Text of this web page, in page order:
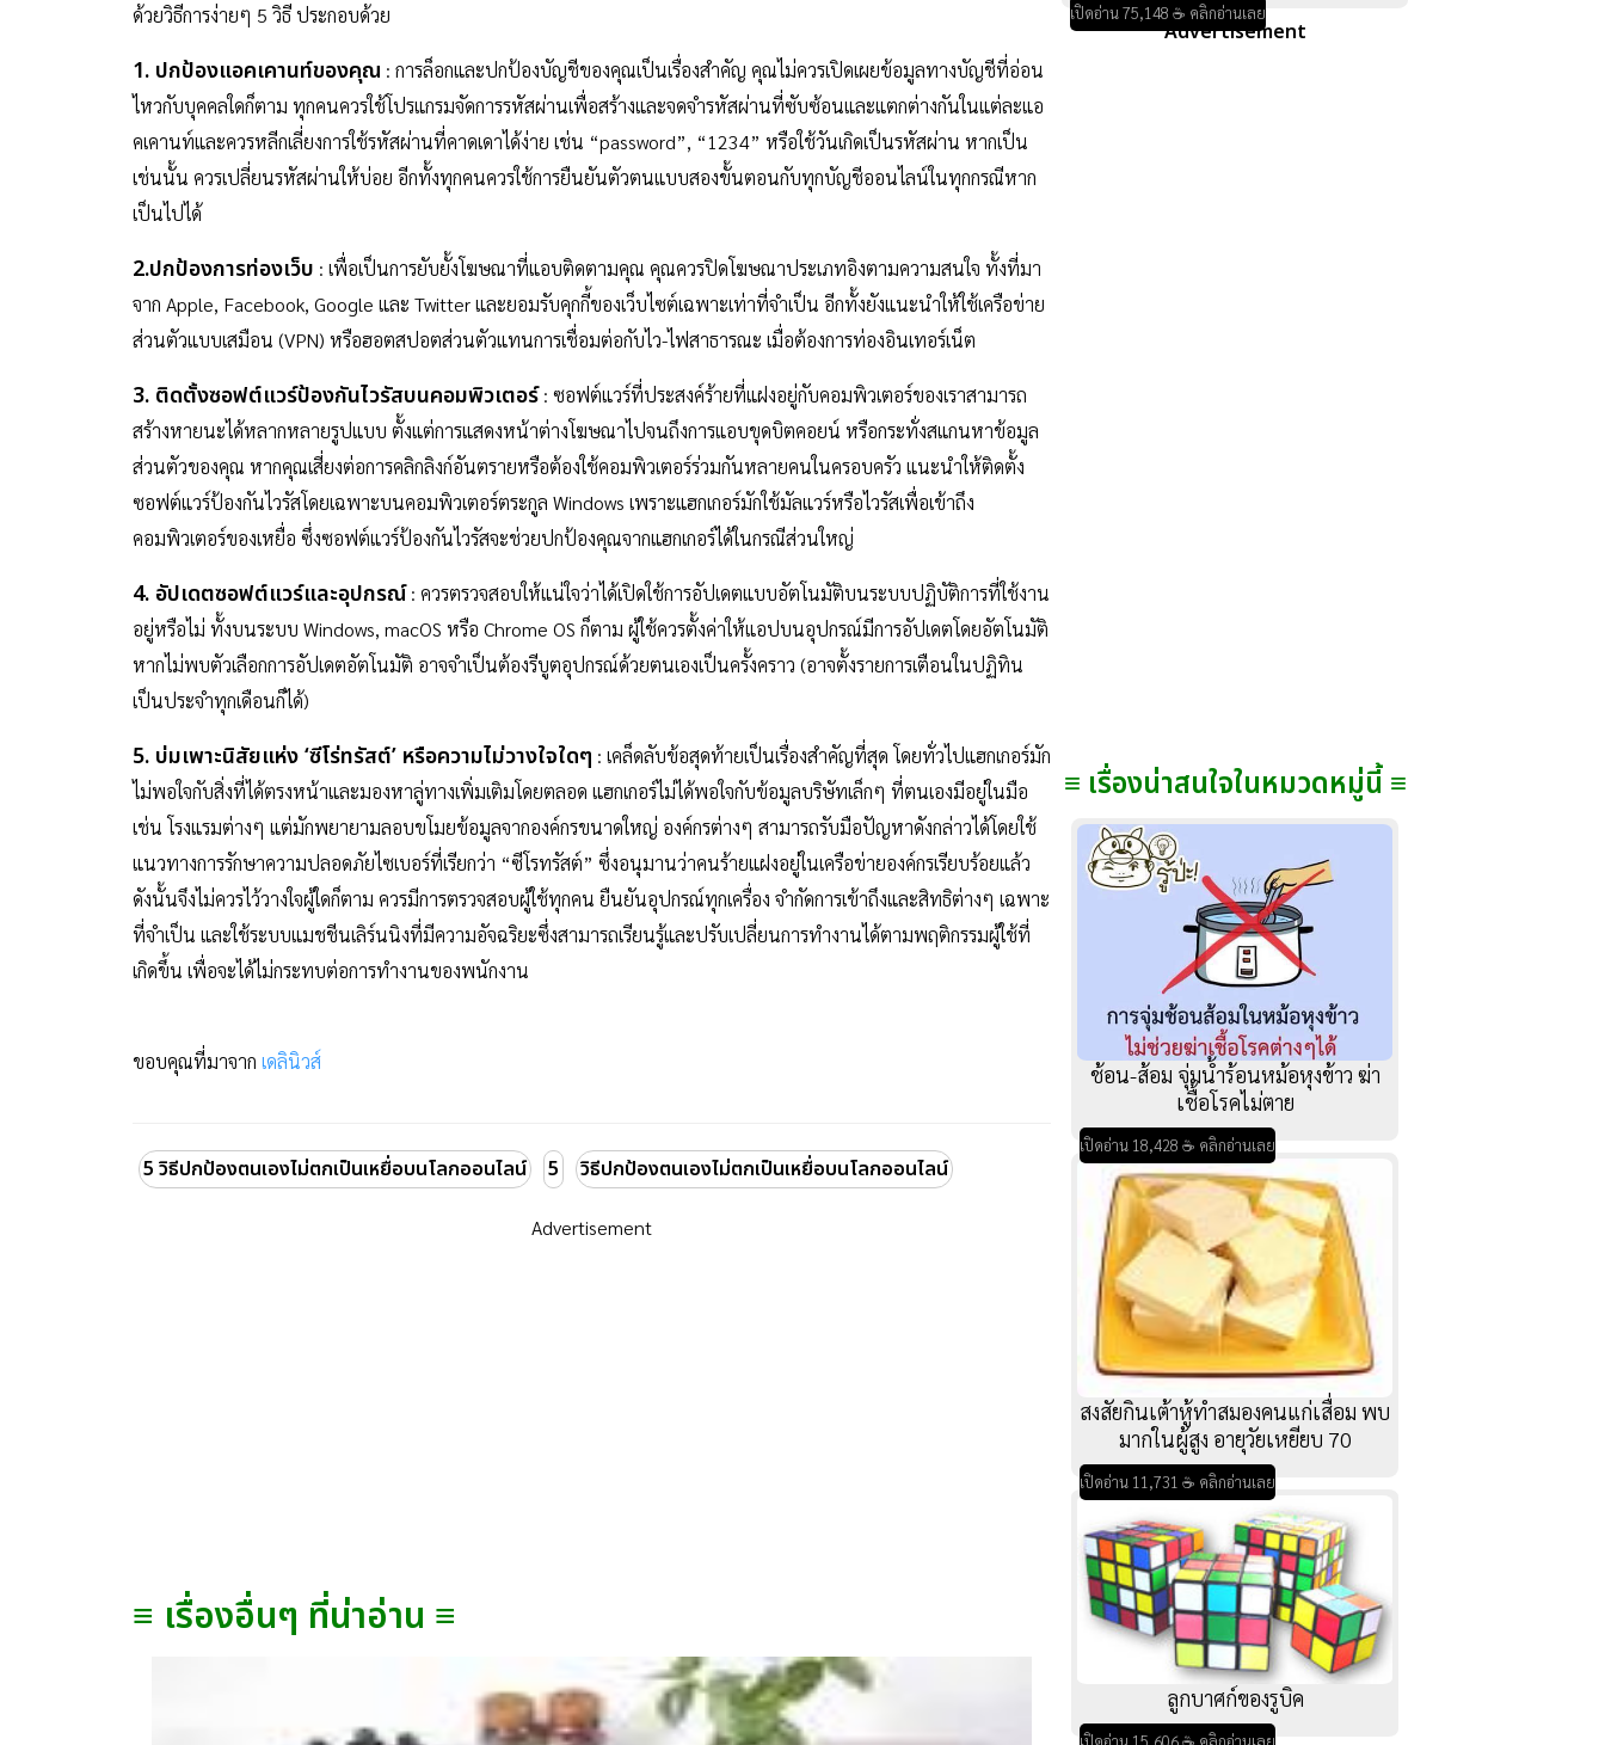
ด้วยวิธีการง่ายๆ 5 วิธี ประกอบด้วย
1. ปกป้องแอคเคานท์ของคุณ : การล็อกและปกป้องบัญชีของคุณเป็นเรื่องสำคัญ คุณไม่ควรเปิดเผยข้อมูลทางบัญชีที่อ่อน
ไหวกับบุคคลใดก็ตาม ทุกคนควรใช้โปรแกรมจัดการรหัสผ่านเพื่อสร้างและจดจำรหัสผ่านที่ซับซ้อนและแตกต่างกันในแต่ละแอ
คเคานท์และควรหลีกเลี่ยงการใช้รหัสผ่านที่คาดเดาได้ง่าย เช่น “password”, “1234” หรือใช้วันเกิดเป็นรหัสผ่าน หากเป็น
เช่นนั้น ควรเปลี่ยนรหัสผ่านให้บ่อย อีกทั้งทุกคนควรใช้การยืนยันตัวตนแบบสองขั้นตอนกับทุกบัญชีออนไลน์ในทุกกรณีหาก
เป็นไปได้
2.ปกป้องการท่องเว็บ : เพื่อเป็นการยับยั้งโฆษณาที่แอบติดตามคุณ คุณควรปิดโฆษณาประเภทอิงตามความสนใจ ทั้งที่มา
จาก Apple, Facebook, Google และ Twitter และยอมรับคุกกี้ของเว็บไซต์เฉพาะเท่าที่จำเป็น อีกทั้งยังแนะนำให้ใช้เครือข่าย
ส่วนตัวแบบเสมือน (VPN) หรือฮอตสปอตส่วนตัวแทนการเชื่อมต่อกับไว-ไฟสาธารณะ เมื่อต้องการท่องอินเทอร์เน็ต
3. ติดตั้งซอฟต์แวร์ป้องกันไวรัสบนคอมพิวเตอร์: ซอฟต์แวร์ที่ประสงค์ร้ายที่แฝงอยู่กับคอมพิวเตอร์ของเราสามารถ
สร้างหายนะได้หลากหลายรูปแบบ ตั้งแต่การแสดงหน้าต่างโฆษณาไปจนถึงการแอบขุดบิตคอยน์ หรือกระทั่งสแกนหาข้อมูล
ส่วนตัวของคุณ หากคุณเสี่ยงต่อการคลิกลิงก์อันตรายหรือต้องใช้คอมพิวเตอร์ร่วมกันหลายคนในครอบครัว แนะนำให้ติดตั้ง
ซอฟต์แวร์ป้องกันไวรัสโดยเฉพาะบนคอมพิวเตอร์ตระกูล Windows เพราะแฮกเกอร์มักใช้มัลแวร์หรือไวรัสเพื่อเข้าถึง
คอมพิวเตอร์ของเหยื่อ ซึ่งซอฟต์แวร์ป้องกันไวรัสจะช่วยปกป้องคุณจากแฮกเกอร์ได้ในกรณีส่วนใหญ่
4. อัปเดตซอฟต์แวร์และอุปกรณ์: ควรตรวจสอบให้แน่ใจว่าได้เปิดใช้การอัปเดตแบบอัตโนมัติบนระบบปฏิบัติการที่ใช้งาน
อยู่หรือไม่ ทั้งบนระบบ Windows, macOS หรือ Chrome OS ก็ตาม ผู้ใช้ควรตั้งค่าให้แอปบนอุปกรณ์มีการอัปเดตโดยอัตโนมัติ
หากไม่พบตัวเลือกการอัปเดตอัตโนมัติ อาจจำเป็นต้องรีบูตอุปกรณ์ด้วยตนเองเป็นครั้งคราว (อาจตั้งรายการเตือนในปฏิทิน
เป็นประจำทุกเดือนก็ได้)
5. บ่มเพาะนิสัยแห่ง ‘ซีโร่ทรัสต์’ หรือความไม่วางใจใดๆ : เคล็ดลับข้อสุดท้ายเป็นเรื่องสำคัญที่สุด โดยทั่วไปแฮกเกอร์มัก
ไม่พอใจกับสิ่งที่ได้ตรงหน้าและมองหาลู่ทางเพิ่มเติมโดยตลอด แฮกเกอร์ไม่ได้พอใจกับข้อมูลบริษัทเล็กๆ ที่ตนเองมีอยู่ในมือ
เช่น โรงแรมต่างๆ แต่มักพยายามลอบขโมยข้อมูลจากองค์กรขนาดใหญ่ องค์กรต่างๆ สามารถรับมือปัญหาดังกล่าวได้โดยใช้
แนวทางการรักษาความปลอดภัยไซเบอร์ที่เรียกว่า “ซีโรทรัสต์” ซึ่งอนุมานว่าคนร้ายแฝงอยู่ในเครือข่ายองค์กรเรียบร้อยแล้ว
ดังนั้นจึงไม่ควรไว้วางใจผู้ใดก็ตาม ควรมีการตรวจสอบผู้ใช้ทุกคน ยืนยันอุปกรณ์ทุกเครื่อง จำกัดการเข้าถึงและสิทธิต่างๆ เฉพาะ
ที่จำเป็น และใช้ระบบแมชชีนเลิร์นนิงที่มีความอัจฉริยะซึ่งสามารถเรียนรู้และปรับเปลี่ยนการทำงานได้ตามพฤติกรรมผู้ใช้ที่
เกิดขึ้น เพื่อจะได้ไม่กระทบต่อการทำงานของพนักงาน
ขอบคุณที่มาจาก เดลินิวส์
5 วิธีปกป้องตนเองไม่ตกเป็นเหยื่อบนโลกออนไลน์ 5 วิธีปกป้องตนเองไม่ตกเป็นเหยื่อบนโลกออนไลน์
Advertisement
≡ เรื่องอื่นๆ ที่น่าอ่าน ≡
เปิดอ่าน 75,148 ☕ คลิกอ่านเลย
Advertisement
≡ เรื่องน่าสนใจในหมวดหมู่นี้ ≡
ช้อน-ส้อม จุ่มน้ำร้อนหม้อหุงข้าว ฆ่า
เชื้อโรคไม่ตาย
เปิดอ่าน 18,428 ☕ คลิกอ่านเลย
สงสัยกินเต้าหู้ทำสมองคนแก่เสื่อม พบ
มากในผู้สูง อายุวัยเหยียบ 70
เปิดอ่าน 11,731 ☕ คลิกอ่านเลย
ลูกบาศก์ของรูบิค